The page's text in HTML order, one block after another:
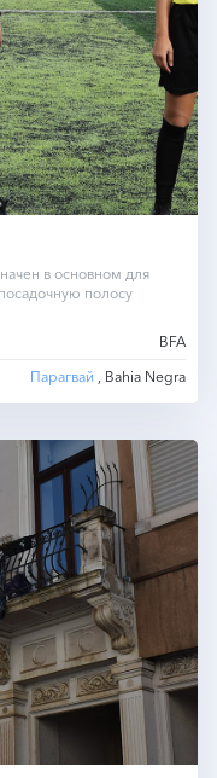
в основном для
полосу
BFA
Парагвай , Bahia Negra